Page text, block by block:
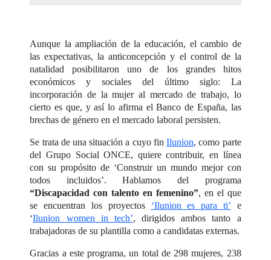
Aunque la ampliación de la educación, el cambio de
las expectativas, la anticoncepción y el control de la
natalidad posibilitaron uno de los grandes hitos
económicos y sociales del último siglo: La
incorporación de la mujer al mercado de trabajo, lo
cierto es que, y así lo afirma el Banco de España, las
brechas de género en el mercado laboral persisten.
Se trata de una situación a cuyo finIlunion, como parte
del Grupo Social ONCE, quiere contribuir, en línea
con su propósito de ‘Construir un mundo mejor con
todos incluidos’. Hablamos del programa
“Discapacidad con talento en femenino”, en el que
se encuentran los proyectos ‘Ilunion es para ti’ e
‘Ilunion women in tech’, dirigidos ambos tanto a
trabajadoras de su plantilla como a candidatas externas.
Gracias a este programa, un total de 298 mujeres, 238